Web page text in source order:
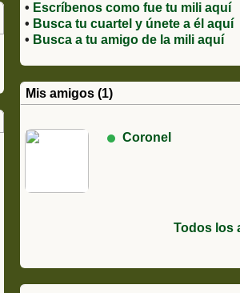
• Escríbenos como fue tu mili aquí
• Busca tu cuartel y únete a él aquí
• Busca a tu amigo de la mili aquí
Mis amigos (1)
Coronel
Todos los